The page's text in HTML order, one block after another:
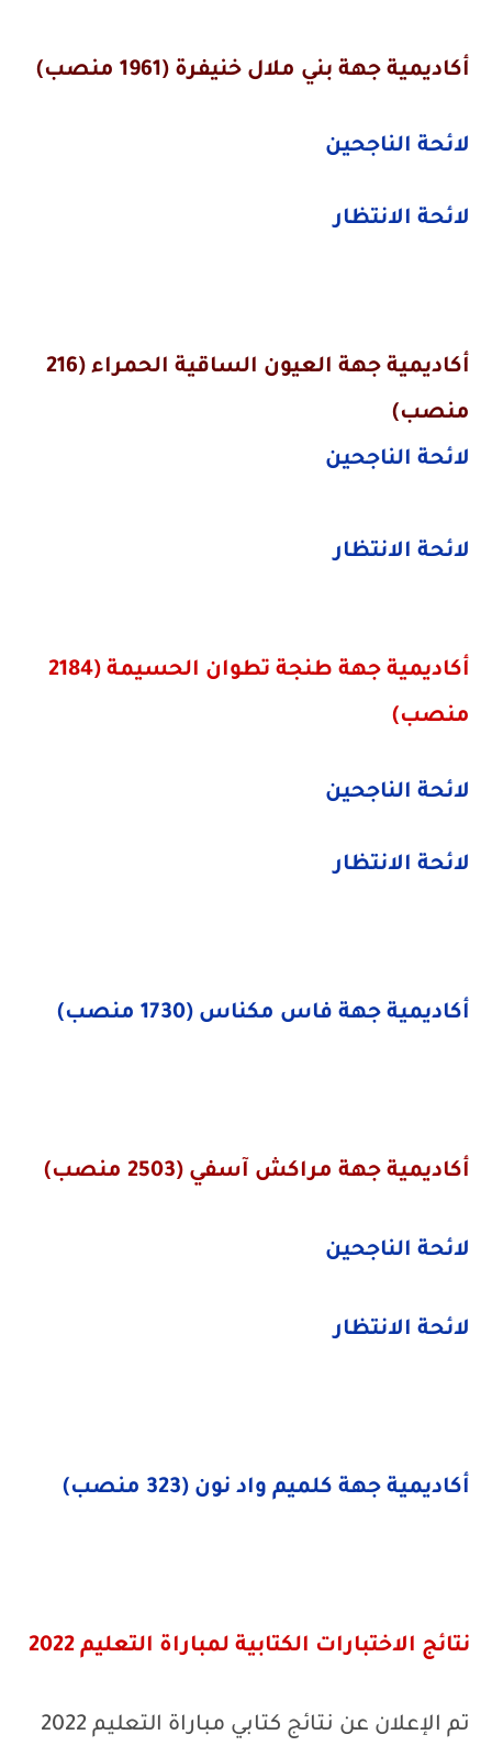
أكاديمية جهة بني ملال خنيفرة (1961 منصب)
لائحة الناجحين
لائحة الانتظار
أكاديمية
جهة العيون الساقية الحمراء (216
منصب)
لائحة الناجحين
لائحة الانتظار
أكاديمية جهة طنجة تطوان الحسيمة (2184
منصب)
لائحة الناجحين
لائحة الانتظار
أكاديمية جهة فاس مكناس (1730 منصب)
أكاديمية جهة مراكش آسفي (2503 منصب)
لائحة الناجحين
لائحة الانتظار
أكاديمية جهة كلميم واد نون (323 منصب)
نتائج الاختبارات الكتابية لمباراة التعليم 2022
تم الإعلان عن نتائج كتابي مباراة التعليم 2022